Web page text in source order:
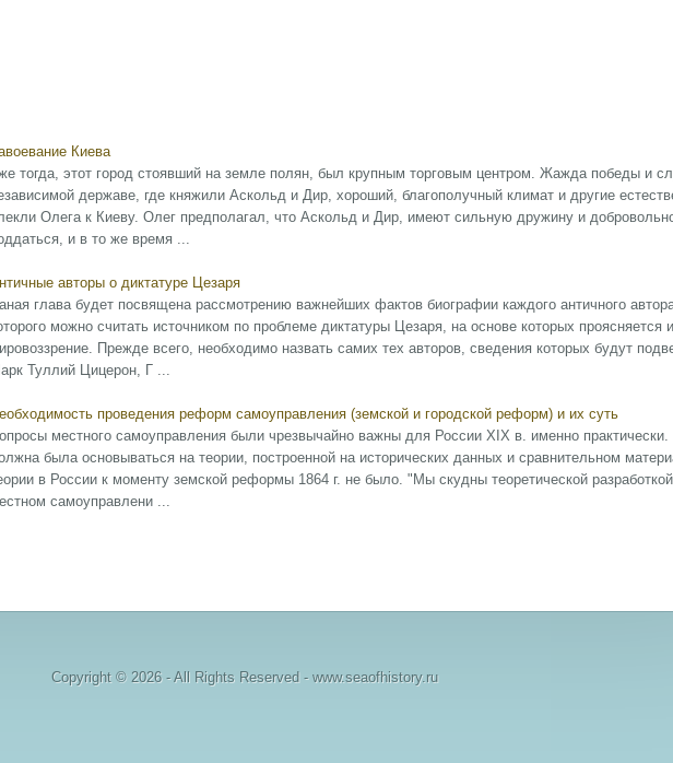
Киева
тогда, этот город стоявший на земле полян, был крупным торговым центром. Жажда победы и
державе, где княжили Аскольд и Дир, хороший, благополучный климат и другие
Олега к Киеву. Олег предполагал, что Аскольд и Дир, имеют сильную дружину и
и в то же время ...
авторы о диктатуре Цезаря
глава будет посвящена рассмотрению важнейших фактов биографии каждого античного
можно считать источником по проблеме диктатуры Цезаря, на основе которых проясняется
Прежде всего, необходимо назвать самих тех авторов, сведения которых будут
Туллий Цицерон, Г ...
проведения реформ самоуправления (земской и городской реформ) и их суть
местного самоуправления были чрезвычайно важны для России XIX в. именно практически.
была основываться на теории, построенной на исторических данных и сравнительном
в России к моменту земской реформы 1864 г. не было. "Мы скудны теоретической
самоуправлени ...
Copyright © 2026 - All Rights Reserved - www.seaofhistory.ru